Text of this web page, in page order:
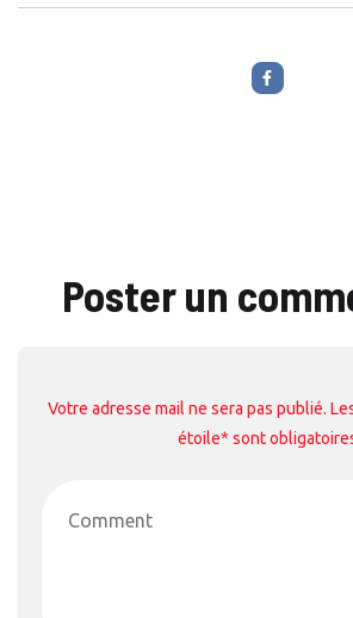
Poster un
Votre adresse mail ne sera pas publié.
étoile* sont